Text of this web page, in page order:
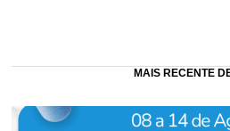
MAIS RECENTE